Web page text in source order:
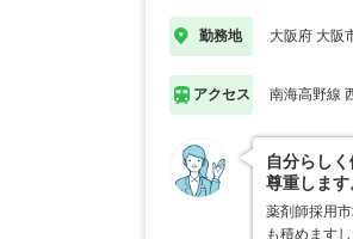
勤務地 大阪府 大阪
アクセス 南海高野線
自分らし
尊重します
薬剤師採用
も積めます